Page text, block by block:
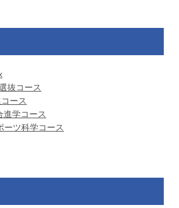
抜コース
ース
進学コース
ーツ科学コース